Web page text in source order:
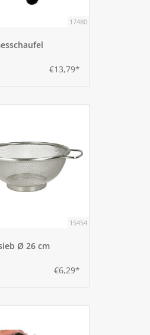
17480
€13,79*
15454
Ø 26 cm
€6,29*